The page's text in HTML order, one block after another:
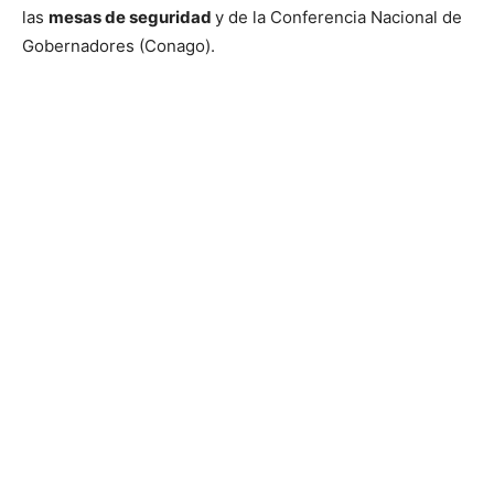
las mesas de seguridad y de la Conferencia Nacional de
Gobernadores (Conago).